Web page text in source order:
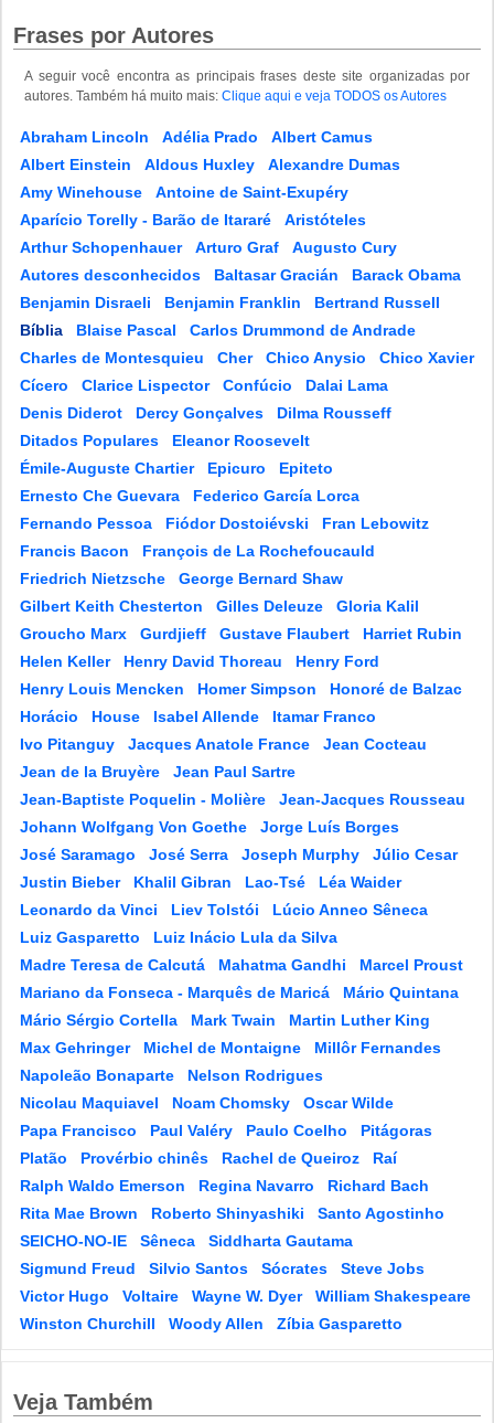
Frases por Autores
A seguir você encontra as principais frases deste site organizadas por
autores. Também há muito mais: Clique aqui e veja TODOS os Autores
Abraham Lincoln Adélia Prado
Albert Camus
Albert Einstein
Aldous Huxley
Alexandre Dumas
Amy Winehouse
Antoine de Saint-Exupéry
Aparício Torelly - Barão de Itararé
Aristóteles
Arthur Schopenhauer
Arturo Graf
Augusto Cury
Autores desconhecidos
Baltasar Gracián
Barack Obama
Benjamin Disraeli
Benjamin Franklin
Bertrand Russell
Bíblia
Blaise Pascal
Carlos Drummond de Andrade
Charles de Montesquieu
Cher Chico Anysio
Chico Xavier
Cícero
Clarice Lispector Confúcio
Dalai Lama
Denis Diderot
Dercy Gonçalves
Dilma Rousseff
Ditados Populares
Eleanor Roosevelt
Émile-Auguste Chartier
Epicuro
Epiteto
Ernesto Che Guevara
Federico García Lorca
Fernando Pessoa
Fiódor Dostoiévski
Fran Lebowitz
Francis Bacon
François de La Rochefoucauld
Friedrich Nietzsche
George Bernard Shaw
Gilbert Keith Chesterton
Gilles Deleuze
Gloria Kalil
Groucho Marx
Gurdjieff Gustave Flaubert
Harriet Rubin
Helen Keller
Henry David Thoreau
Henry Ford
Henry Louis Mencken
Homer Simpson
Honoré de Balzac
Horácio
House Isabel Allende
Itamar Franco
Ivo Pitanguy
Jacques Anatole France
Jean Cocteau
Jean de la Bruyère
Jean Paul Sartre
Jean-Baptiste Poquelin - Molière
Jean-Jacques Rousseau
Johann Wolfgang Von Goethe
Jorge Luís Borges
José Saramago
José Serra Joseph Murphy
Júlio Cesar
Justin Bieber
Khalil Gibran Lao-Tsé
Léa Waider
Leonardo da Vinci
Liev Tolstói
Lúcio Anneo Sêneca
Luiz Gasparetto
Luiz Inácio Lula da Silva
Madre Teresa de Calcutá
Mahatma Gandhi
Marcel Proust
Mariano da Fonseca - Marquês de Maricá
Mário Quintana
Mário Sérgio Cortella
Mark Twain
Martin Luther King
Max Gehringer
Michel de Montaigne
Millôr Fernandes
Napoleão Bonaparte
Nelson Rodrigues
Nicolau Maquiavel
Noam Chomsky
Oscar Wilde
Papa Francisco
Paul Valéry Paulo Coelho
Pitágoras
Platão
Provérbio chinês Rachel de Queiroz
Raí
Ralph Waldo Emerson
Regina Navarro
Richard Bach
Rita Mae Brown
Roberto Shinyashiki
Santo Agostinho
SEICHO-NO-IE
Sêneca
Siddharta Gautama
Sigmund Freud
Silvio Santos Sócrates
Steve Jobs
Victor Hugo
Voltaire Wayne W. Dyer
William Shakespeare
Winston Churchill
Woody Allen Zíbia Gasparetto
Veja Também